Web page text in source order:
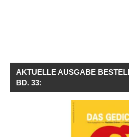
AKTUELLE AUSGABE
BD. 33: